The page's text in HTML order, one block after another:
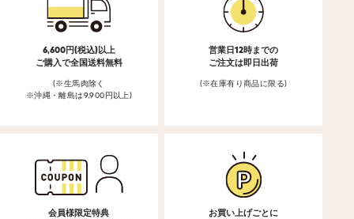
6,600円(税込)以上
ご購入で全国送料無料
(※生馬肉除く
※沖縄・離島は9,900円以上)
営業日12時までの
ご注文は即日出荷
(※在庫有り商品に限る)
会員様限定特典
お買い上げごとに